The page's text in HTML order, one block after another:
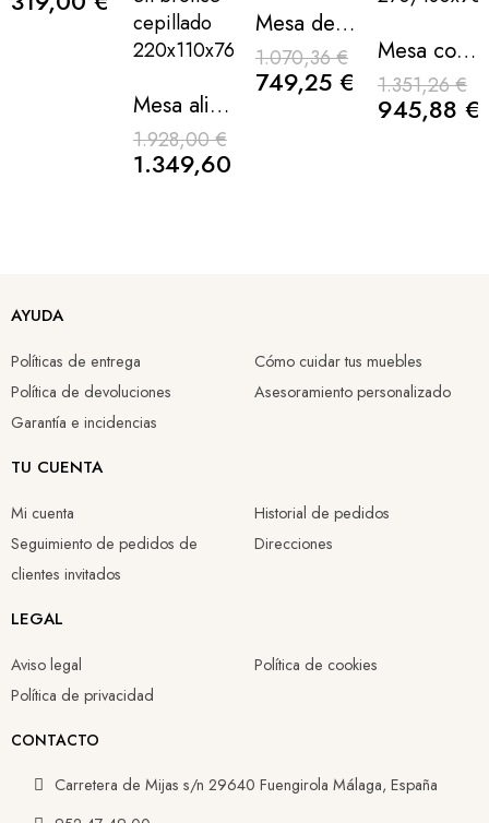
Mesa alina ovalada cerámica con patas cilíndricas en bronce cepillado 220x110x76cm
1.928,00 €
1.349,60 €
Mesa de comedor redonda de acacia negra 135x76cm
1.070,36 €
749,25 €
Mesa comedor extensible cerámica gris y bronce 270/180x90x76cm
1.351,26 €
945,88 €
890,26 €
596,47 € 417,93 €
2.003,14 €
1.402,20 €
1.969,21 €
1.378,45
AYUDA
Políticas de entrega
Política de devoluciones
Garantía e incidencias
Cómo cuidar tus muebles
Asesoramiento personalizado
TU CUENTA
Mi cuenta
Seguimiento de pedidos de
clientes invitados
Historial de pedidos
Direcciones
LEGAL
Aviso legal
Política de privacidad
Política de cookies
CONTACTO
Carretera de Mijas s/n 29640 Fuengirola Málaga, España